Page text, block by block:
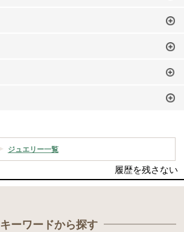
ジュエリー一覧
履歴を残さない
キーワードから探す